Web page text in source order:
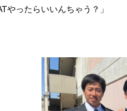
やったらいいんちゃう？」